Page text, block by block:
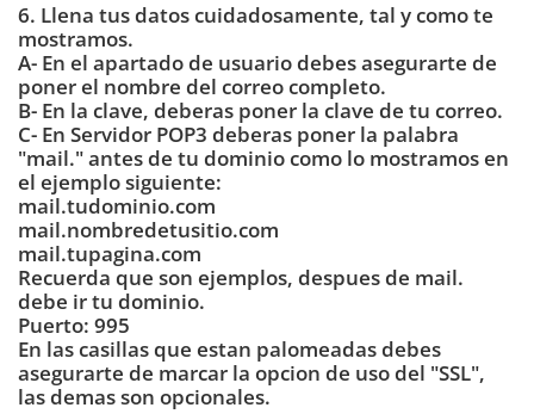
6. Llena tus datos cuidadosamente, tal y como te
mostramos.
A- En el apartado de usuario debes asegurarte de
poner el nombre del correo completo.
B- En la clave, deberas poner la clave de tu correo.
C- En Servidor POP3 deberas poner la palabra
"mail." antes de tu dominio como lo mostramos en
el ejemplo siguiente:
mail.tudominio.com
mail.nombredetusitio.com
mail.tupagina.com
Recuerda que son ejemplos, despues de mail.
debe ir tu dominio.
Puerto: 995
En las casillas que estan palomeadas debes
asegurarte de marcar la opcion de uso del "SSL",
las demas son opcionales.